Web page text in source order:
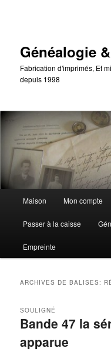
Généalogie
Fabrication d'imprimés, Et
depuis 1998
Maison Mon compte
Passer à la caisse
Empreinte
ARCHIVES DE BALISES:
Bande 47 la
apparue
SOULIGNÉ